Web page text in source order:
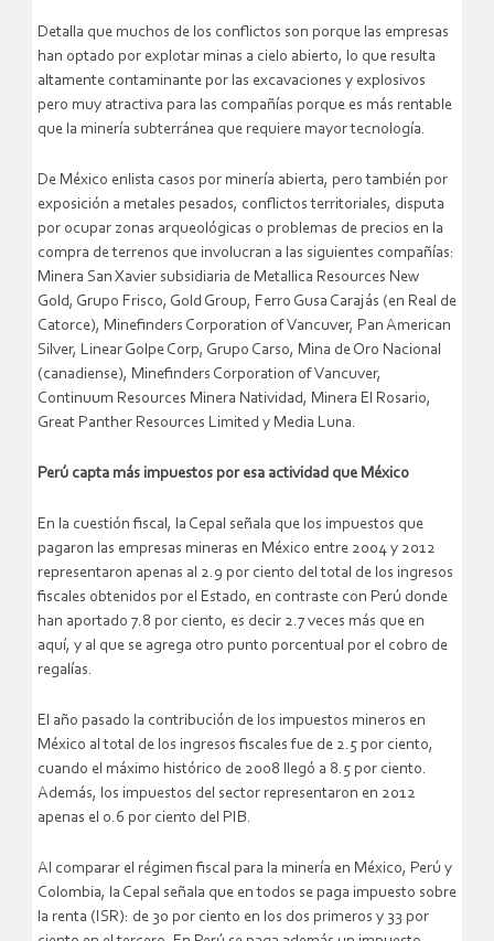
Detalla que muchos de los conflictos son porque las empresas
han optado por explotar minas a cielo abierto, lo que resulta
altamente contaminante por las excavaciones y explosivos
pero muy atractiva para las compañías porque es más rentable
que la minería subterránea que requiere mayor tecnología.
De México enlista casos por minería abierta, pero también por
exposición a metales pesados, conflictos territoriales, disputa
por ocupar zonas arqueológicas o problemas de precios en la
compra de terrenos que involucran a las siguientes compañías:
Minera San Xavier subsidiaria de Metallica Resources New
Gold, Grupo Frisco, Gold Group, Ferro Gusa Carajás (en Real de
Catorce), Minefinders Corporation of Vancuver, Pan American
Silver, Linear Golpe Corp, Grupo Carso, Mina de Oro Nacional
(canadiense), Minefinders Corporation of Vancuver,
Continuum Resources Minera Natividad, Minera El Rosario,
Great Panther Resources Limited y Media Luna.
Perú capta más impuestos por esa actividad que México
En la cuestión fiscal, la Cepal señala que los impuestos que
pagaron las empresas mineras en México entre 2004 y 2012
representaron apenas al 2.9 por ciento del total de los ingresos
fiscales obtenidos por el Estado, en contraste con Perú donde
han aportado 7.8 por ciento, es decir 2.7 veces más que en
aquí, y al que se agrega otro punto porcentual por el cobro de
regalías.
El año pasado la contribución de los impuestos mineros en
México al total de los ingresos fiscales fue de 2.5 por ciento,
cuando el máximo histórico de 2008 llegó a 8.5 por ciento.
Además, los impuestos del sector representaron en 2012
apenas el 0.6 por ciento del PIB.
Al comparar el régimen fiscal para la minería en México, Perú y
Colombia, la Cepal señala que en todos se paga impuesto sobre
la renta (ISR): de 30 por ciento en los dos primeros y 33 por